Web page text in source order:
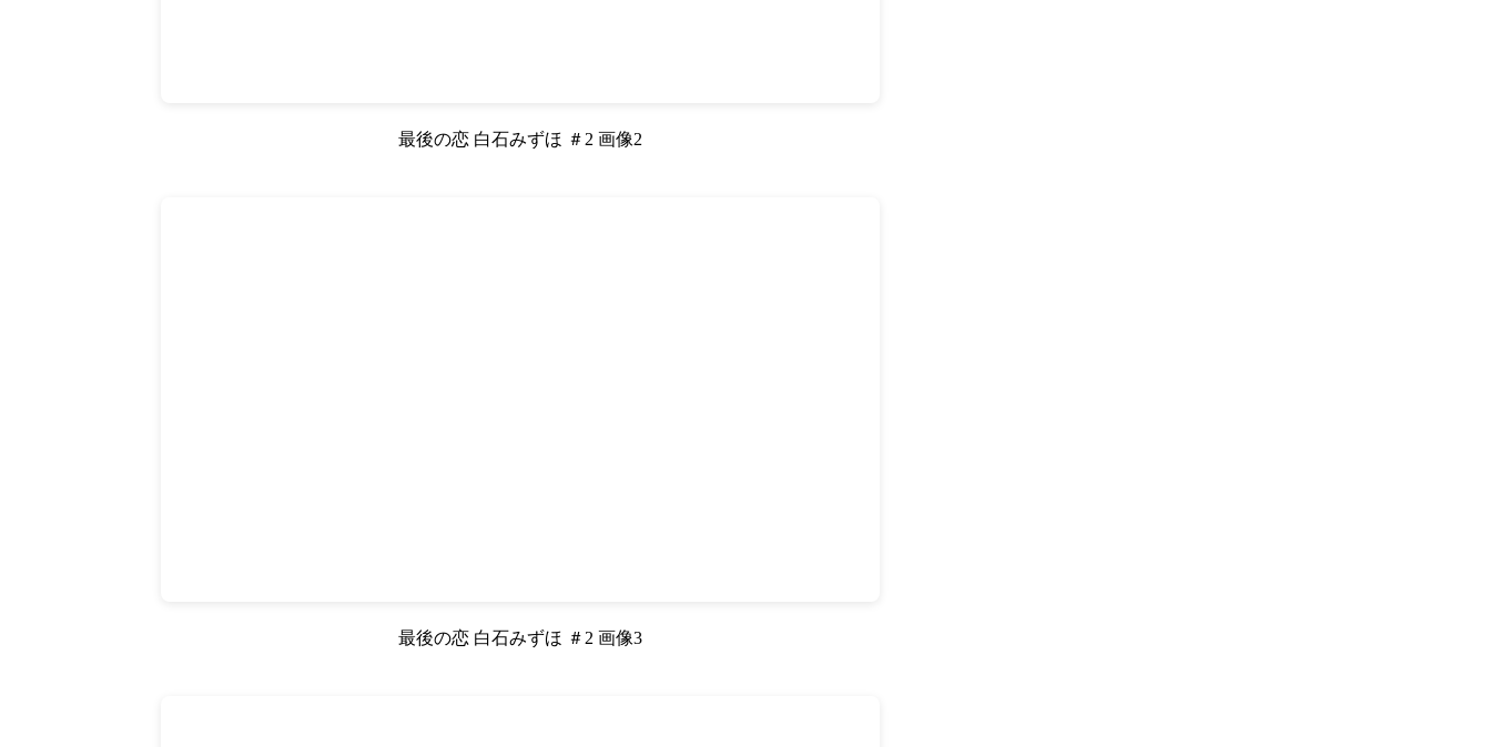
最後の恋 白石みずほ ＃2 画像2
最後の恋 白石みずほ ＃2 画像3